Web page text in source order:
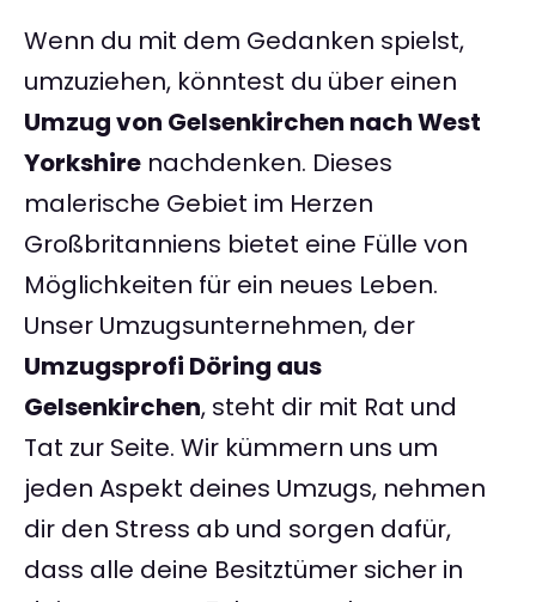
Wenn du mit dem Gedanken spielst,
umzuziehen, könntest du über einen
Umzug von Gelsenkirchen nach West
Yorkshire nachdenken. Dieses
malerische Gebiet im Herzen
Großbritanniens bietet eine Fülle von
Möglichkeiten für ein neues Leben.
Unser Umzugsunternehmen, der
Umzugsprofi Döring aus
Gelsenkirchen, steht dir mit Rat und
Tat zur Seite. Wir kümmern uns um
jeden Aspekt deines Umzugs, nehmen
dir den Stress ab und sorgen dafür,
dass alle deine Besitztümer sicher in